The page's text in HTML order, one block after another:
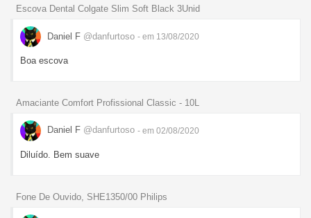
Escova Dental Colgate Slim Soft Black 3Unid
Daniel F @danfurtoso - em 13/08/2020
Boa escova
Amaciante Comfort Profissional Classic - 10L
Daniel F @danfurtoso - em 02/08/2020
Diluído. Bem suave
Fone De Ouvido, SHE1350/00 Philips